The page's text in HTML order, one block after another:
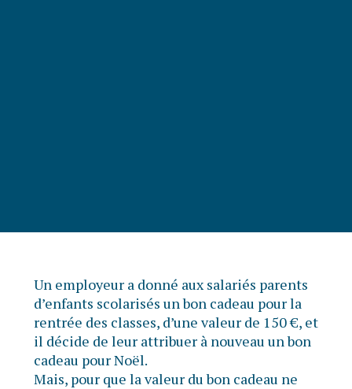
Un employeur a donné aux salariés parents
d’enfants scolarisés un bon cadeau pour la
rentrée des classes, d’une valeur de 150 €, et
il décide de leur attribuer à nouveau un bon
cadeau pour Noël.
Mais, pour que la valeur du bon cadeau ne